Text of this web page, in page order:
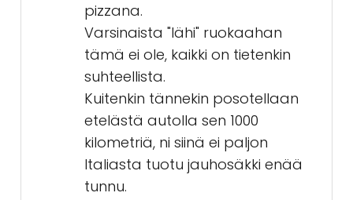
pizzana.
Varsinaista "lähi" ruokaahan
tämä ei ole, kaikki on tietenkin
suhteellista.
Kuitenkin tännekin posotellaan
etelästä autolla sen 1000
kilometriä, ni siinä ei paljon
Italiasta tuotu jauhosäkki enää
tunnu.